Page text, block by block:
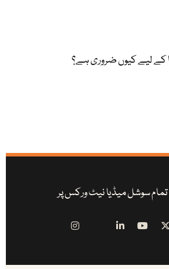
کے لیے کیوں ضروری ہے؟
سوشل میڈیا نیٹ ورکس پر